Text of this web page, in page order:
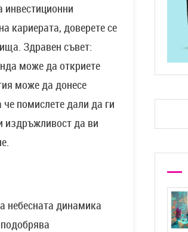
кариерата, доверете се
Здравен съвет:
може да откриете
може да донесе
помислете дали да ги
издръжливост да ви
небесната динамика